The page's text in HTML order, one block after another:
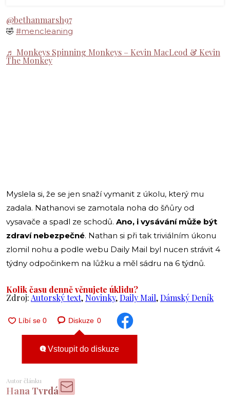
@bethanmarsh97
🤣 #mencleaning
♬ Monkeys Spinning Monkeys – Kevin MacLeod & Kevin
The Monkey
Myslela si, že se jen snaží vymanit z úkolu, který mu
zadala. Nathanovi se zamotala noha do šňůry od
vysavače a spadl ze schodů. Ano, i vysávání může být
zdraví nebezpečné. Nathan si při tak triviálním úkonu
zlomil nohu a podle webu Daily Mail byl nucen strávit 4
týdny odpočinkem na lůžku a měl sádru na 6 týdnů.
Kolik času denně věnujete úklidu?
Zdroj: Autorský text, Novinky,Daily Mail,Dámský Deník
Diskuze 0
Vstoupit do diskuze
Autor článku
Hana Tvrdá